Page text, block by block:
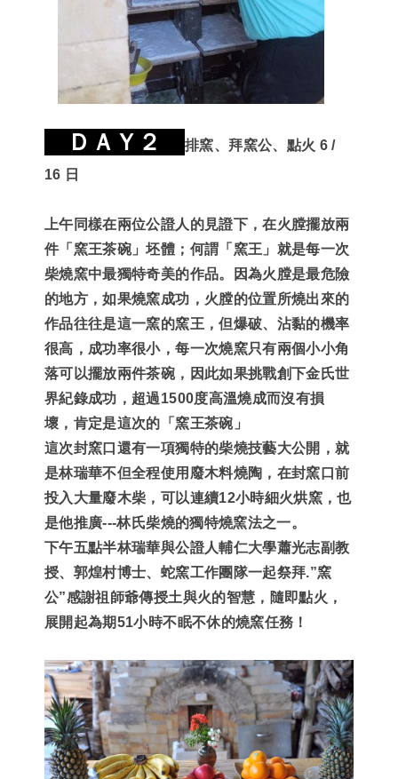
ＤＡＹ２
排窯、拜窯公、點火 6 /
16 日
上午同樣在兩位公證人的見證下，在火膛擺放兩
件「窯王茶碗」坯體 ； 何謂「窯王」就是每一次
柴燒窯中最獨特奇美的作品。
因為火膛是最危險
的地方 ，如果燒窯成功 ， 火膛的位置所燒出來的
作品往往是這一窯的窯王，但爆破、 沾黏的機率
很高 ， 成功率很小，每一次燒窯只有兩個小小角
落可以擺放兩件茶碗 ， 因此如果挑戰創下金氏世
界紀錄成功 ， 超過1500度高溫燒成而沒有損
壞 ， 肯定是這次的「窯王茶碗」
這次封窯口還有一項獨特的柴燒技藝大公開 ，就
是林瑞華不但全程使用廢木料燒陶 ， 在封窯口前
投入大量廢木柴 ， 可以連續12小時細火烘窯 ，也
是他推廣---林氏柴燒的獨特燒窯法之一。
下午五點半林瑞華與公證人輔仁大學蕭光志副教
授、郭煌村博士、 蛇窯工作團隊一起祭拜.”窯
公”感謝祖師爺傳授土與火的智慧，隨即點火 ，
展開起為期51小時不眠不休的燒窯任務 ！